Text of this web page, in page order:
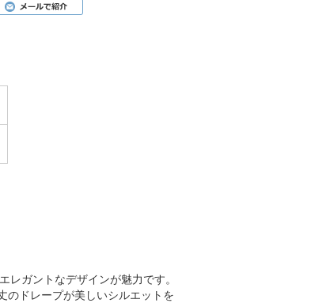
レガントなデザインが魅力です。
のドレープが美しいシルエットを